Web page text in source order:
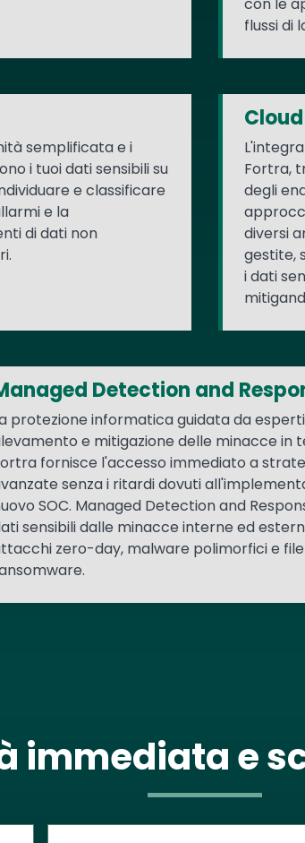
flussi di
semplificata e i
i tuoi dati sensibili su
e classificare
e la
di dati non
Fortra,
degli
diversi
gestite,
i dati
Detection and
protezione informatica guidata da
e mitigazione delle minacce in
fornisce l'accesso immediato a
senza i ritardi dovuti
SOC. Managed Detection and
sensibili dalle minacce interne ed
zero-day, malware polimorfici e
immediata e